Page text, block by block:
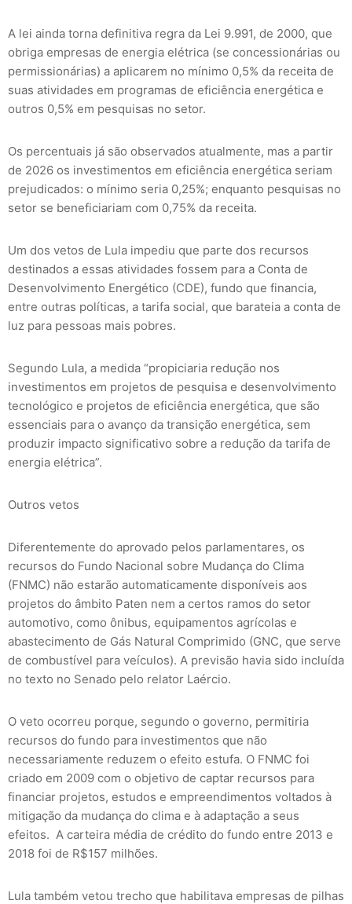
A lei ainda torna definitiva regra da Lei 9.991, de 2000, que
obriga empresas de energia elétrica (se concessionárias ou
permissionárias) a aplicarem no mínimo 0,5% da receita de
suas atividades em programas de eficiência energética e
outros 0,5% em pesquisas no setor.
Os percentuais já são observados atualmente, mas a partir
de 2026 os investimentos em eficiência energética seriam
prejudicados: o mínimo seria 0,25%; enquanto pesquisas no
setor se beneficiariam com 0,75% da receita.
Um dos vetos de Lula impediu que parte dos recursos
destinados a essas atividades fossem para a Conta de
Desenvolvimento Energético (CDE), fundo que financia,
entre outras políticas, a tarifa social, que barateia a conta de
luz para pessoas mais pobres.
Segundo Lula, a medida “propiciaria redução nos
investimentos em projetos de pesquisa e desenvolvimento
tecnológico e projetos de eficiência energética, que são
essenciais para o avanço da transição energética, sem
produzir impacto significativo sobre a redução da tarifa de
energia elétrica”.
Outros vetos
Diferentemente do aprovado pelos parlamentares, os
recursos do Fundo Nacional sobre Mudança do Clima
(FNMC) não estarão automaticamente disponíveis aos
projetos do âmbito Paten nem a certos ramos do setor
automotivo, como ônibus, equipamentos agrícolas e
abastecimento de Gás Natural Comprimido (GNC, que serve
de combustível para veículos). A previsão havia sido incluída
no texto no Senado pelo relator Laércio.
O veto ocorreu porque, segundo o governo, permitiria
recursos do fundo para investimentos que não
necessariamente reduzem o efeito estufa. O FNMC foi
criado em 2009 com o objetivo de captar recursos para
financiar projetos, estudos e empreendimentos voltados à
mitigação da mudança do clima e à adaptação a seus
efeitos. A carteira média de crédito do fundo entre 2013 e
2018 foi de R$157 milhões.
Lula também vetou trecho que habilitava empresas de pilhas